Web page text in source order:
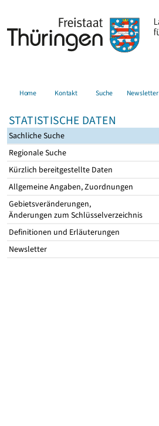
Home Kontakt Suche Newsletter
STATISTISCHE DATEN
Sachliche Suche
Regionale Suche
Kürzlich bereitgestellte Daten
Allgemeine Angaben, Zuordnungen
Gebietsveränderungen,
Änderungen zum Schlüsselverzeichnis
Definitionen und Erläuterungen
Newsletter